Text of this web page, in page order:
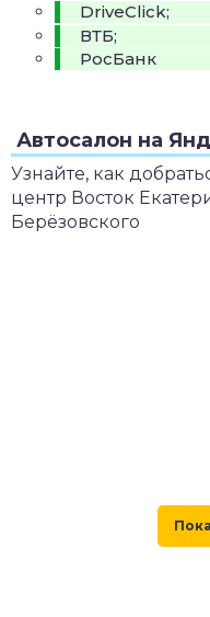
DriveClick;
ВТБ;
РосБанк
Автосалон на
Узнайте, как
центр Восток
Берёзовского